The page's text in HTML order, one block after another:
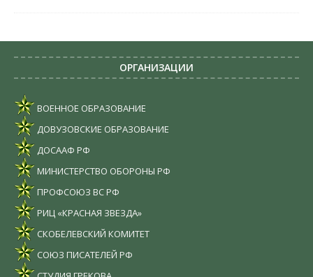
ОРГАНИЗАЦИИ
ВОЕННОЕ ОБРАЗОВАНИЕ
ДОВУЗОВСКИЕ ОБРАЗОВАНИЕ
ДОСААФ РФ
МИНИСТЕРСТВО ОБОРОНЫ РФ
ПРОФСОЮЗ ВС РФ
РИЦ «КРАСНАЯ ЗВЕЗДА»
СКОБЕЛЕВСКИЙ КОМИТЕТ
СОЮЗ ПИСАТЕЛЕЙ РФ